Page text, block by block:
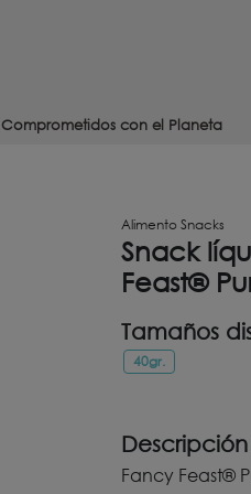
Comprometidos con el Planeta
Alimento Snacks
Snack
Feast®
Tamaños
40gr.
Descripción
Fancy Feast®